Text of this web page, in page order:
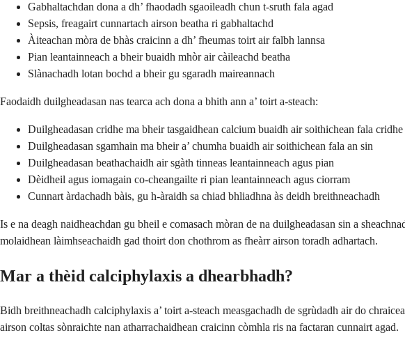
Gabhaltachdan dona a dh’ fhaodadh sgaoileadh chun t-sruth fala agad
Sepsis, freagairt cunnartach airson beatha ri gabhaltachd
Àiteachan mòra de bhàs craicinn a dh’ fheumas toirt air falbh lannsa
Pian leantainneach a bheir buaidh mhòr air càileachd beatha
Slànachadh lotan bochd a bheir gu sgaradh maireannach
Faodaidh duilgheadasan nas tearca ach dona a bhith ann a’ toirt a-steach:
Duilgheadasan cridhe ma bheir tasgaidhean calcium buaidh air soithichean fala cridhe
Duilgheadasan sgamhain ma bheir a’ chumha buaidh air soithichean fala an sin
Duilgheadasan beathachaidh air sgàth tinneas leantainneach agus pian
Dèidheil agus iomagain co-cheangailte ri pian leantainneach agus ciorram
Cunnart àrdachadh bàis, gu h-àraidh sa chiad bhliadhna às deidh breithneachadh
Is e na deagh naidheachdan gu bheil e comasach mòran de na duilgheadasan sin a
molaidhean làimhseachaidh gad thoirt don chothrom as fheàrr airson toradh adhartach.
Mar a thèid calciphylaxis a dhearbhadh?
Bidh breithneachadh calciphylaxis a’ toirt a-steach measgachadh de sgrùdadh air do
airson coltas sònraichte nan atharrachaidhean craicinn còmhla ris na factaran cunnairt agad.